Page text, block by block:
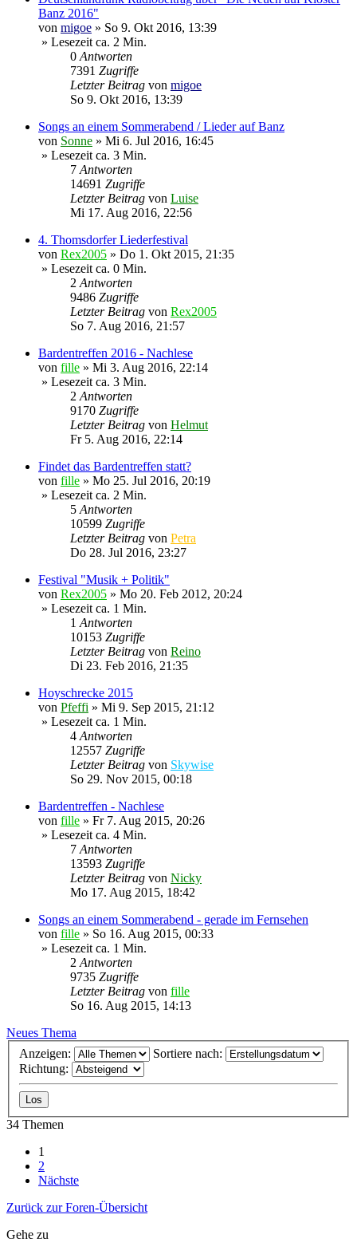
Banz 2016"
von migoe » So 9. Okt 2016, 13:39
» Lesezeit ca. 2 Min.
0Antworten
7391 Zugriffe
Letzter Beitrag von migoe
So 9. Okt 2016, 13:39
Songs an einem Sommerabend / Lieder auf Banz
von Sonne » Mi 6. Jul 2016, 16:45
» Lesezeit ca. 3 Min.
7Antworten
14691 Zugriffe
Letzter Beitrag von Luise
Mi 17. Aug 2016, 22:56
4. Thomsdorfer Liederfestival
von Rex2005 » Do 1. Okt 2015, 21:35
» Lesezeit ca. 0 Min.
2Antworten
9486 Zugriffe
Letzter Beitrag von Rex2005
So 7. Aug 2016, 21:57
Bardentreffen 2016 - Nachlese
von fille » Mi 3. Aug 2016, 22:14
» Lesezeit ca. 3 Min.
2Antworten
9170 Zugriffe
Letzter Beitrag von Helmut
Fr 5. Aug 2016, 22:14
Findet das Bardentreffen statt?
von fille » Mo 25. Jul 2016, 20:19
» Lesezeit ca. 2 Min.
5Antworten
10599 Zugriffe
Letzter Beitrag von Petra
Do 28. Jul 2016, 23:27
Festival "Musik + Politik"
von Rex2005 » Mo 20. Feb 2012, 20:24
» Lesezeit ca. 1 Min.
1Antworten
10153 Zugriffe
Letzter Beitrag von Reino
Di 23. Feb 2016, 21:35
Hoyschrecke 2015
von Pfeffi » Mi 9. Sep 2015, 21:12
» Lesezeit ca. 1 Min.
4Antworten
12557 Zugriffe
Letzter Beitrag von Skywise
So 29. Nov 2015, 00:18
Bardentreffen - Nachlese
von fille » Fr 7. Aug 2015, 20:26
» Lesezeit ca. 4 Min.
7Antworten
13593 Zugriffe
Letzter Beitrag von Nicky
Mo 17. Aug 2015, 18:42
Songs an einem Sommerabend - gerade im Fernsehen
von fille » So 16. Aug 2015, 00:33
» Lesezeit ca. 1 Min.
2Antworten
9735 Zugriffe
Letzter Beitrag von fille
So 16. Aug 2015, 14:13
Neues Thema
Anzeigen:
Sortiere nach:
Richtung:
34 Themen
1
2
Nächste
Zurück zur Foren-Übersicht
Gehe zu